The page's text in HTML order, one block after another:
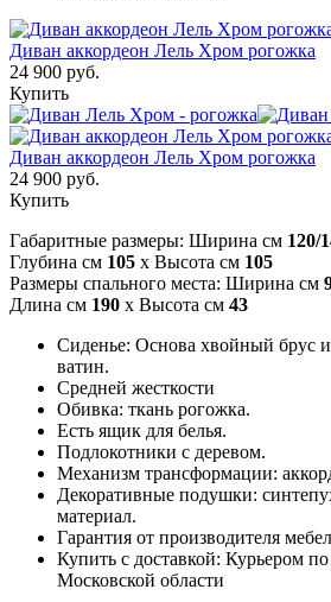
Диван аккордеон Лель Хром рогожка
24 900 руб.
Купить
Диван аккордеон Лель Хром рогожка
24 900 руб.
Купить
Габаритные размеры: Ширина см 120/
Глубина см 105 x Высота см 105
Размеры спального места: Ширина см
Длина см 190 x Высота см 43
Сиденье: Основа хвойный брус
ватин.
Средней жесткости
Обивка: ткань рогожка.
Есть ящик для белья.
Подлокотники с деревом.
Механизм трансформации:
Декоративные подушки:
материал.
Гарантия от производителя
Купить с доставкой: Курьером
Московской области